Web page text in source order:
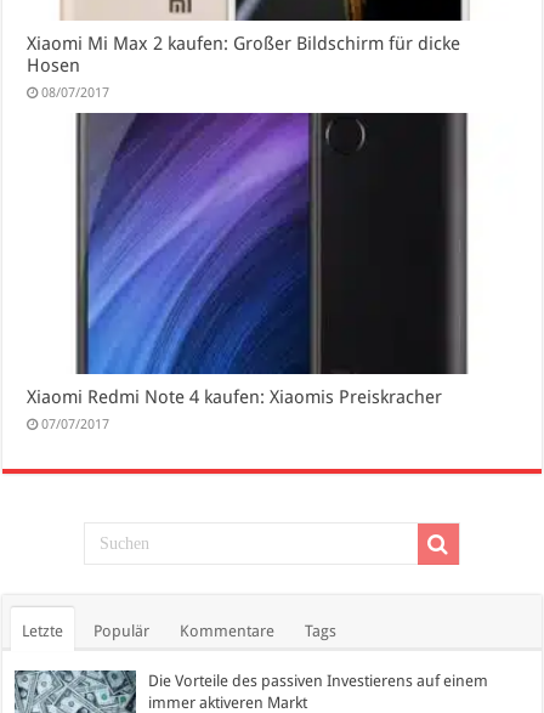
Xiaomi Mi Max 2 kaufen: Großer Bildschirm für dicke
Hosen
08/07/2017
Xiaomi Redmi Note 4 kaufen: Xiaomis Preiskracher
07/07/2017
Letzte Populär Kommentare Tags
Die Vorteile des passiven Investierens auf einem
immer aktiveren Markt